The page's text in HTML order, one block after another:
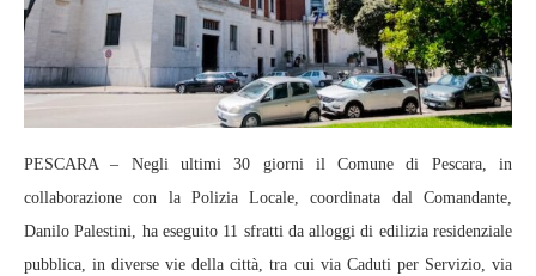
PESCARA – Negli ultimi 30 giorni il Comune di Pescara, in
collaborazione con la Polizia Locale, coordinata dal Comandante,
Danilo Palestini, ha eseguito 11 sfratti da alloggi di edilizia residenziale
pubblica, in diverse vie della città, tra cui via Caduti per Servizio, via